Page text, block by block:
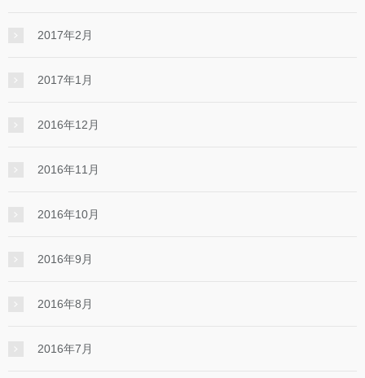
2017年2月
2017年1月
2016年12月
2016年11月
2016年10月
2016年9月
2016年8月
2016年7月